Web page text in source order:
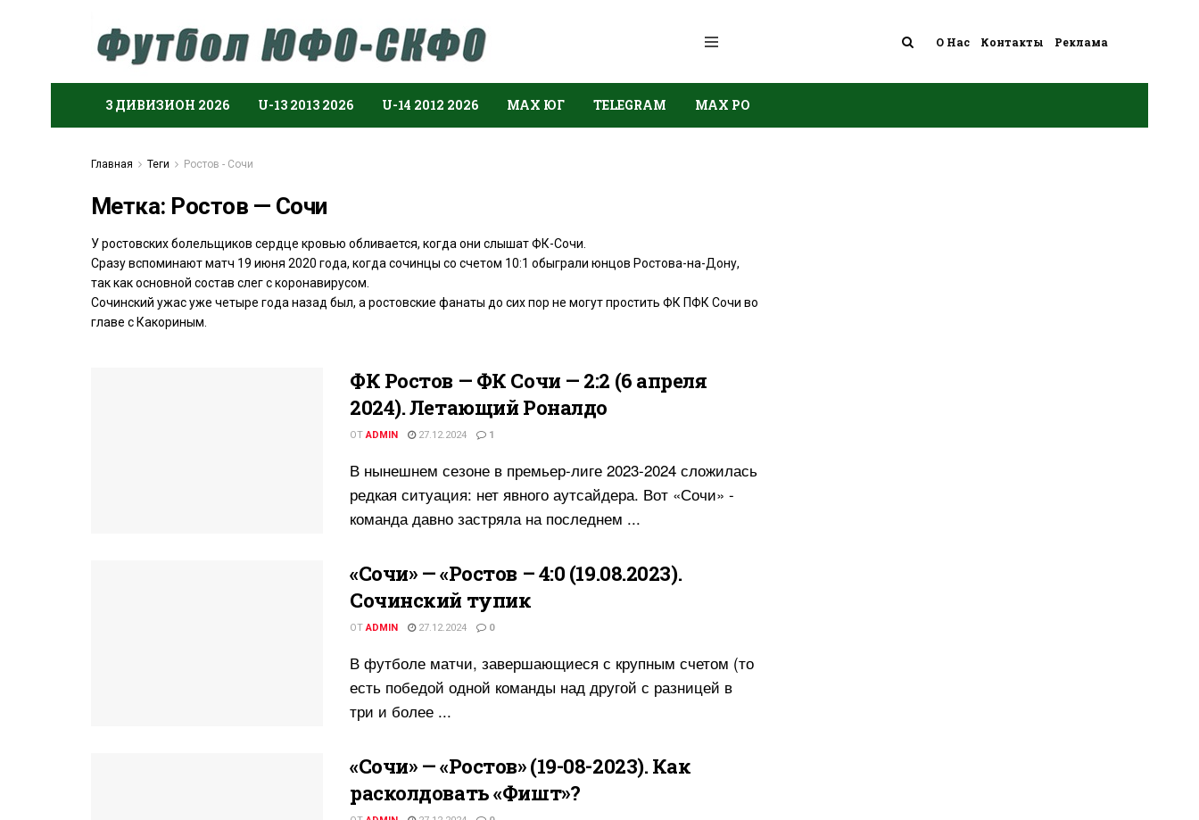
О Нас Контакты Реклама
3 ДИВИЗИОН 2026 U-13 2013 2026 U-14 2012 2026 МАХ ЮГ TELEGRAM МАХ РО
Главная Теги Ростов - Сочи
Метка: Ростов — Сочи
У ростовских болельщиков сердце кровью обливается, когда они слышат ФК-Сочи.
Сразу вспоминают матч 19 июня 2020 года, когда сочинцы со счетом 10:1 обыграли юнцов Ростова-на-Дону,
так как основной состав слег с коронавирусом.
Сочинский ужас уже четыре года назад был, а ростовские фанаты до сих пор не могут простить ФК ПФК Сочи во
главе с Какориным.
ФК Ростов — ФК Сочи — 2:2 (6 апреля
2024). Летающий Роналдо
ОТ ADMIN 27.12.2024 1
В нынешнем сезоне в премьер-лиге 2023-2024 сложилась
редкая ситуация: нет явного аутсайдера. Вот «Сочи» -
команда давно застряла на последнем ...
«Сочи» — «Ростов – 4:0 (19.08.2023).
Сочинский тупик
ОТ ADMIN 27.12.2024 0
В футболе матчи, завершающиеся с крупным счетом (то
есть победой одной команды над другой с разницей в
три и более ...
«Сочи» — «Ростов» (19-08-2023). Как
расколдовать «Фишт»?